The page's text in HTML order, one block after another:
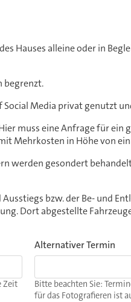
des Hauses alleine oder in
begrenzt.
Media privat genutzt
muss eine Anfrage für
Mehrkosten in Höhe von
werden gesondert
bzw. der Be- und
Dort abgestellte
Zeit
Alternativer Termin
Bitte beachten Sie:
für das Fotografieren ist